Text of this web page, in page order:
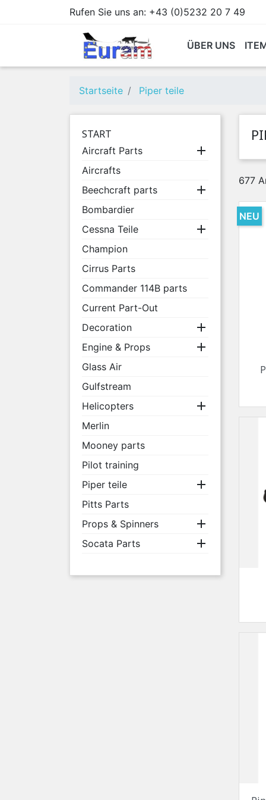
Rufen Sie uns an: +43 (0)5232 20 7 49
ÜBER UNS
Startseite Piper teile
START
Aircraft Parts 
Aircrafts
Beechcraft parts

Bombardier
Cessna Teile

Champion
Cirrus Parts
Commander 114B parts
Current Part-Out
Decoration

Engine & Props 
Glass Air
Gulfstream
Helicopters

Merlin
Mooney parts
Pilot training
Piper teile

Pitts Parts
Props & Spinners

Socata Parts 
677
NEU